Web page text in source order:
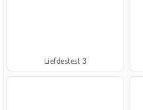
Liefdestest 3